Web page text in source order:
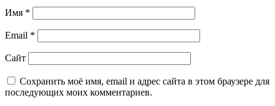
Имя *
Email *
Сайт
Сохранить моё имя, email и адрес сайта в этом браузере для
последующих моих комментариев.